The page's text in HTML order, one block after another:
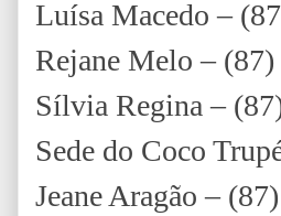
Luísa Macedo –
Rejane Melo –
Sílvia Regina –
Sede do Coco
Jeane Aragão –